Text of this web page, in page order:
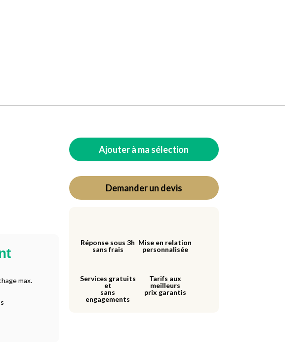
max.
Ajouter à ma sélection
Demander un devis
Réponse sous 3h
sans frais
Mise en relation
personnalisée
Services gratuits
et
sans
engagements
Tarifs aux
meilleurs
prix garantis